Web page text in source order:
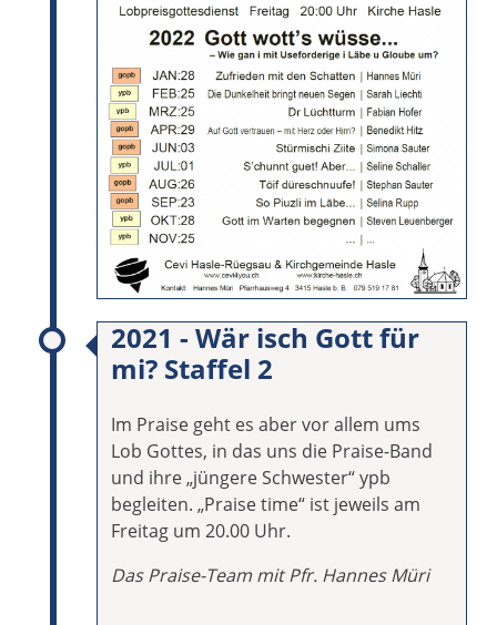
2021 - Wär isch Gott für
mi? Staffel 2
Im Praise geht es aber vor allem ums
Lob Gottes, in das uns die Praise-Band
und ihre „jüngere Schwester“ ypb
begleiten. „Praise time“ ist jeweils am
Freitag um 20.00 Uhr.
Das Praise-Team mit Pfr. Hannes Müri